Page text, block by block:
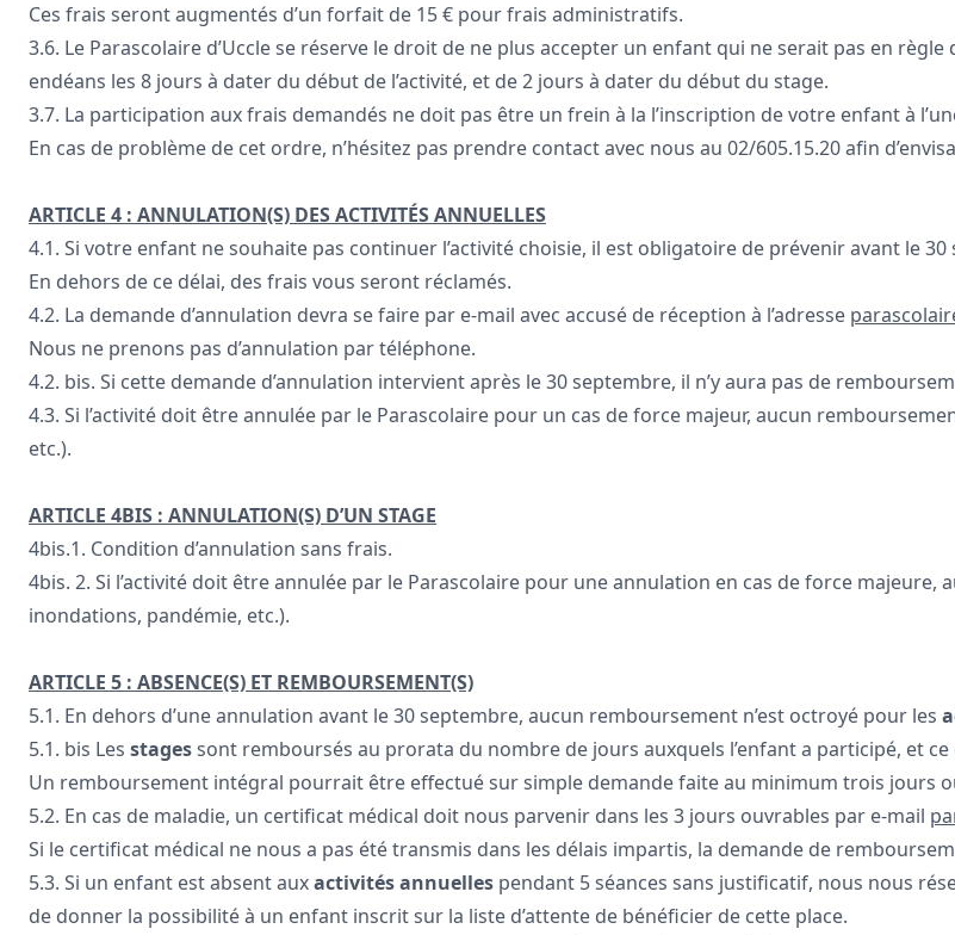
Ces frais seront augmentés d’un forfait de 15 € pour frais administratifs.
3.6. Le Parascolaire d’Uccle se réserve le droit de ne plus accepter un enfant qui ne serait pas en
endéans les 8 jours à dater du début de l’activité, et de 2 jours à dater du début du stage.
3.7. La participation aux frais demandés ne doit pas être un frein à la l’inscription de votre enfant à
En cas de problème de cet ordre, n’hésitez pas prendre contact avec nous au 02/605.15.20 afin
ARTICLE 4 : ANNULATION(S) DES ACTIVITÉS ANNUELLES
4.1. Si votre enfant ne souhaite pas continuer l’activité choisie, il est obligatoire de prévenir avant le 30
En dehors de ce délai, des frais vous seront réclamés.
4.2. La demande d’annulation devra se faire par e-mail avec accusé de réception à l’adresse
Nous ne prenons pas d’annulation par téléphone.
4.2. bis. Si cette demande d’annulation intervient après le 30 septembre, il n’y aura pas de
4.3. Si l’activité doit être annulée par le Parascolaire pour un cas de force majeur, aucun
etc.).
ARTICLE 4BIS : ANNULATION(S) D’UN STAGE
4bis.1. Condition d’annulation sans frais.
4bis. 2. Si l’activité doit être annulée par le Parascolaire pour une annulation en cas de force
inondations, pandémie, etc.).
ARTICLE 5 : ABSENCE(S) ET REMBOURSEMENT(S)
5.1. En dehors d’une annulation avant le 30 septembre, aucun remboursement n’est octroyé pour les
5.1. bis Les stagessont remboursés au prorata du nombre de jours auxquels l’enfant a participé, et
Un remboursement intégral pourrait être effectué sur simple demande faite au minimum trois jours
5.2. En cas de maladie, un certificat médical doit nous parvenir dans les 3 jours ouvrables par e-mail
Si le certificat médical ne nous a pas été transmis dans les délais impartis, la demande de
5.3. Si un enfant est absent auxactivités annuelles pendant 5 séances sans justificatif, nous nous
de donner la possibilité à un enfant inscrit sur la liste d’attente de bénéficier de cette place.